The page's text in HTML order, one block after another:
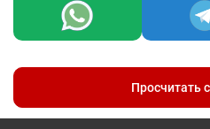
Просчитать